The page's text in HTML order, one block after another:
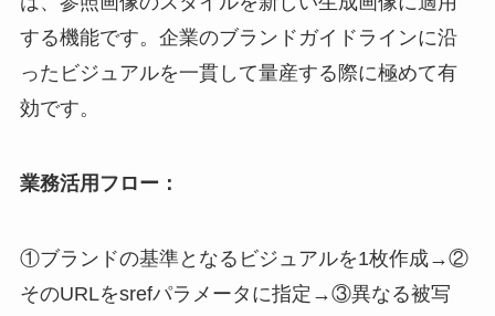
する機能です。企業のブランドガイドラインに沿
ったビジュアルを一貫して量産する際に極めて有
効です。
業務活用フロー：
①ブランドの基準となるビジュアルを1枚作成→②
そのURLをsrefパラメータに指定→③異なる被写